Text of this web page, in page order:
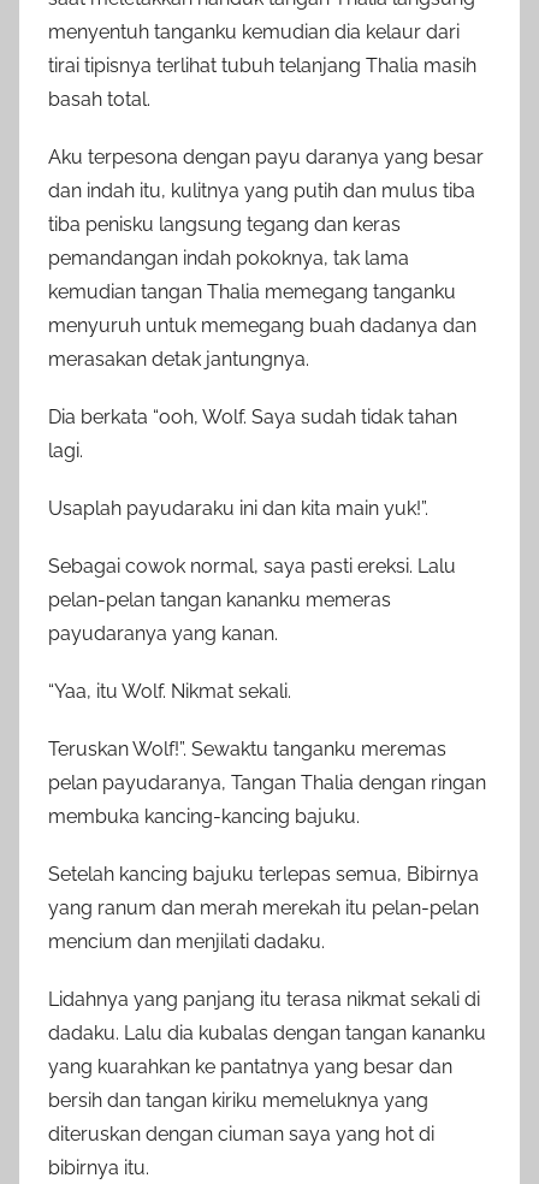
menyentuh tanganku kemudian dia kelaur dari
tirai tipisnya terlihat tubuh telanjang Thalia masih
basah total.
Aku terpesona dengan payu daranya yang besar
dan indah itu, kulitnya yang putih dan mulus tiba
tiba penisku langsung tegang dan keras
pemandangan indah pokoknya, tak lama
kemudian tangan Thalia memegang tanganku
menyuruh untuk memegang buah dadanya dan
merasakan detak jantungnya.
Dia berkata “ooh, Wolf. Saya sudah tidak tahan
lagi.
Usaplah payudaraku ini dan kita main yuk!”.
Sebagai cowok normal, saya pasti ereksi. Lalu
pelan-pelan tangan kananku memeras
payudaranya yang kanan.
“Yaa, itu Wolf. Nikmat sekali.
Teruskan Wolf!”. Sewaktu tanganku meremas
pelan payudaranya, Tangan Thalia dengan ringan
membuka kancing-kancing bajuku.
Setelah kancing bajuku terlepas semua, Bibirnya
yang ranum dan merah merekah itu pelan-pelan
mencium dan menjilati dadaku.
Lidahnya yang panjang itu terasa nikmat sekali di
dadaku. Lalu dia kubalas dengan tangan kananku
yang kuarahkan ke pantatnya yang besar dan
bersih dan tangan kiriku memeluknya yang
diteruskan dengan ciuman saya yang hot di
bibirnya itu.